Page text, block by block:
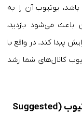
یوتیوب آن را به
باعث می‌شود بازدید،
پیدا کند. در واقع با
کانال‌های شما رشد
۱. قرارگیری در نتایج پیشنهادی یوتیوب (Suggested